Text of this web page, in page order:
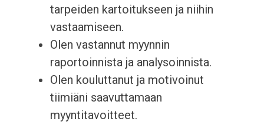
tarpeiden kartoitukseen ja niihin
vastaamiseen.
Olen vastannut myynnin
raportoinnista ja analysoinnista.
Olen kouluttanut ja motivoinut
tiimiäni saavuttamaan
myyntitavoitteet.